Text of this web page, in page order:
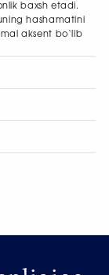
baxsh etadi.
hashamatini
aksent bo‘lib